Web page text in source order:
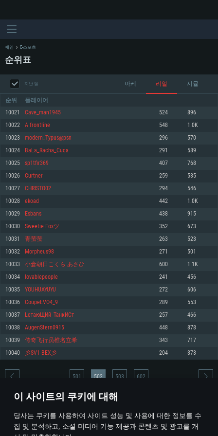
이 사이트의 쿠키에 대해
당사는 쿠키를 사용하여 사이트 성능 및 사용에 대한 정보를 수
집 및 분석하고, 소셜 미디어 기능 제공과 콘텐츠 및 광고를 개
최소사양
운영체제: Windows 10 (64 bit)
프로세서: 2.2 GHz 듀얼코어 이상
메모리: 4GB
그래픽 카드: DirectX 11 이상을 지원하는 AMD Radeon 77XX / NVIDIA
GeForce GT 660. 최소 사양 해상도: 720p
네트워크: 브로드밴드 인터넷
여유 저장 공간: 22.1 GB (최소 클라이언트)
권장 사양
570 혹은 그 이상
여유 저장 공간: 62.2 GB (전체 클라이언트)
최소사양
운영체제: Mac OS Big Sur 11.0
프로세서: 최소 2.2 GHz의 Core i5 (Intel Xeon 은 지원하지 않습니다)
메모리: 6 GB
그래픽 카드: Metal 을 지원하는 Intel Iris Pro 5200 (Mac), 혹은 이와 비슷한 성
능을 가지는 Mac 버전의 AMD/Nvidia. 최소 해상도: 720p
네트워크: 브로드밴드 인터넷
여유 저장 공간: 22.1 GB (최소 클라이언트)
권장 사양
네트워크: 브로드밴드 인터넷
여유 저장 공간: 62.2 GB (전체 클라이언트)
최소사양
운영체제: 64bit Linux 중 최신 버전
프로세서: 2.4 GHz 듀얼코어
메모리: 4 GB
그래픽 카드: Vulkan 을 지원하고, 최신 그래픽 드라이버를 지원하는 NVIDIA
660 (6개월 미만) 혹은 그와 동급의 성능을 가지며 최신 그래픽 드라이버를 지
원하는 AMD (6개월 미만; 최소사양 지원 해상도 720p)
네트워크: 브로드밴드 인터넷
여유 저장 공간: 22.1 GB (최소 클라이언트)
권장 사양
운영체제: Ubuntu 20.04 64bit
프로세서: Intel Core i7
메모리: 16 GB
그래픽 카드: Vulkan 을 지원하고, 최신 그래픽 드라이버를 지원하는 NVIDIA
1060 (6개월 미만) 혹은 그와 동급의 성능을 가지며 최신 그래픽 드라이버를
지원하는 AMD RX 570 (6개월 미만; 최소사양 지원 해상도 720p) 이상
여유 저장 공간: 62.2 GB (전체 클라이언트)
메인 E-스포츠
순위표
지난 달 아케 리얼 시뮬
순위 플레이어
10021 Cave_man1945 524 896
10022 A frontline 548 1.0K
10023 modern_Typus@psn 296 570
10024 BaLa_Racha_Cuca 291 589
10025 sp1tfir369 407 768
10026 Curtner 259 535
10027 CHRISTO02 294 546
10028 ekoad 442 1.0K
10029 Esbans 438 915
10030 Sweetie Foxツ 352 673
10031 青萤萤 263 523
10032 Morpheus98 271 501
10033 小倉朝日こくら あさひ 600 1.1K
10034 lovablepeople 241 456
10035 YOUHUAYUYU 272 606
10036 CoupeEVO4_9 289 553
10037 LетаюЩИй_ТанкИСт 257 466
10038 AugenStern0915 448 878
10039 传奇飞行员椎名立希 343 717
10040 彡SV1-BEX彡 204 373
* 순위표는 매일 1회 갱신됩니다
501 502 503 602